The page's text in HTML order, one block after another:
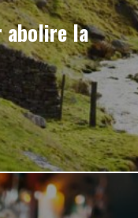
abolire la